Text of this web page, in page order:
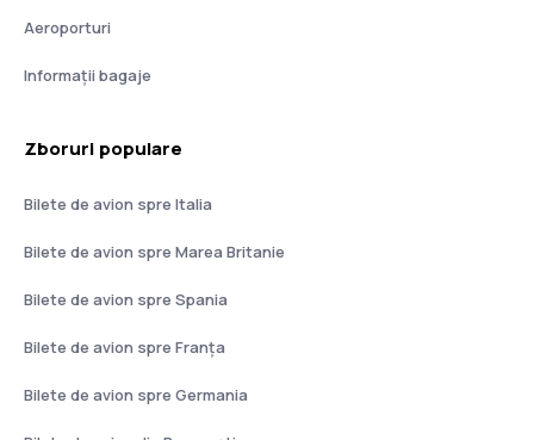
Aeroporturi
Informații bagaje
Zboruri populare
Bilete de avion spre Italia
Bilete de avion spre Marea Britanie
Bilete de avion spre Spania
Bilete de avion spre Franţa
Bilete de avion spre Germania